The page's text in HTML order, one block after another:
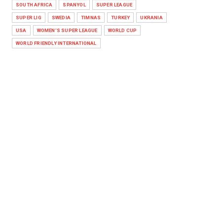
SOUTH AFRICA SPANYOL SUPER LEAGUE
SUPER LIG SWEDIA TIMNAS TURKEY UKRANIA
USA WOMEN'S SUPER LEAGUE WORLD CUP
WORLD FRIENDLY INTERNATIONAL